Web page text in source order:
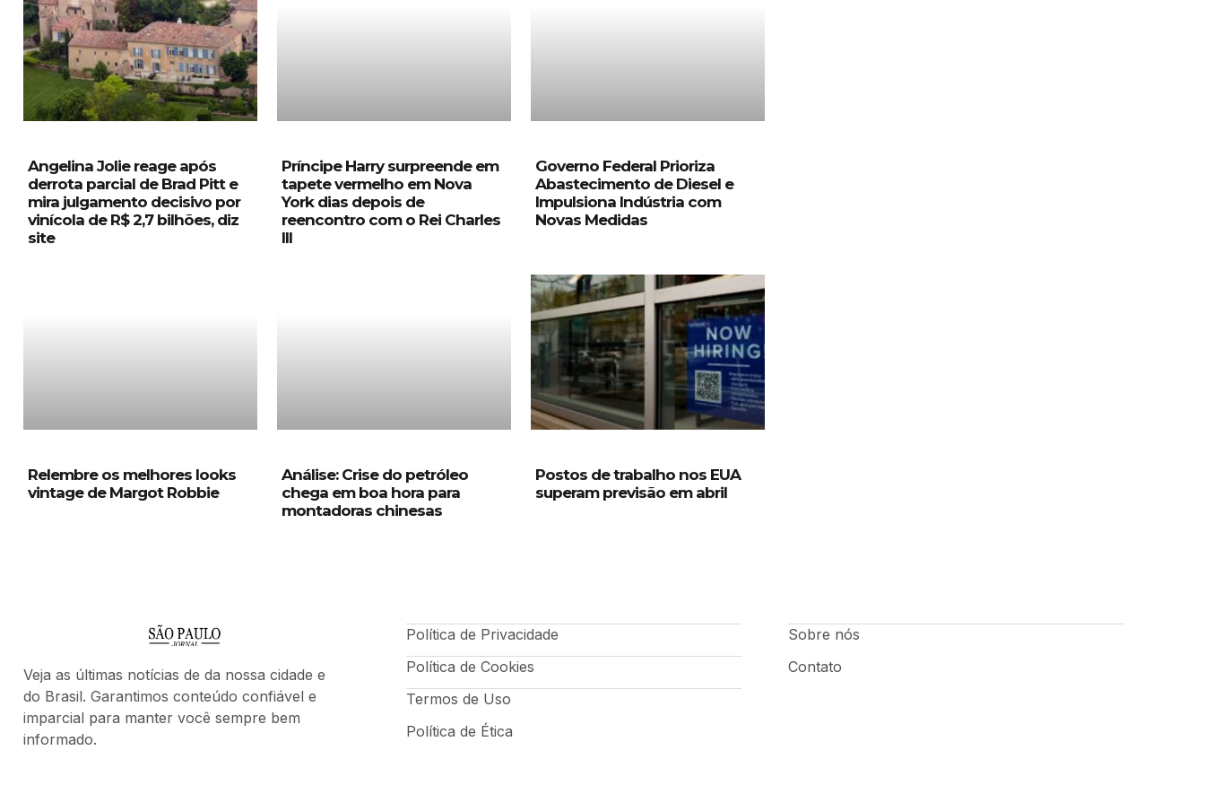
Angelina Jolie reage após
derrota parcial de Brad Pitt e
mira julgamento decisivo por
vinícola de R$ 2,7 bilhões, diz
site
Príncipe Harry surpreende em
tapete vermelho em Nova
York dias depois de
reencontro com o Rei Charles
III
Governo Federal Prioriza
Abastecimento de Diesel e
Impulsiona Indústria com
Novas Medidas
Relembre os melhores looks
vintage de Margot Robbie
Análise: Crise do petróleo
chega em boa hora para
montadoras chinesas
Postos de trabalho nos EUA
superam previsão em abril
Veja as últimas notícias de da nossa cidade e
do Brasil. Garantimos conteúdo confiável e
imparcial para manter você sempre bem
informado.
Política de Privacidade
Política de Cookies
Termos de Uso
Política de Ética
Sobre nós
Contato